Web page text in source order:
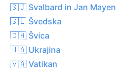
🇸🇯 Svalbard in Jan Mayen
🇸🇪 Švedska
🇨🇭 Švica
🇺🇦 Ukrajina
🇻🇦 Vatikan